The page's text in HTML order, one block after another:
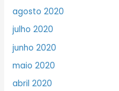
agosto 2020
julho 2020
junho 2020
maio 2020
abril 2020